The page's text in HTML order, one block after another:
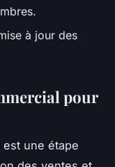
à jour des
pour
est une étape